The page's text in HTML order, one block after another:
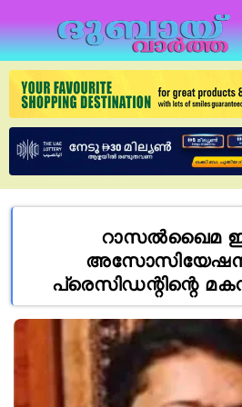
റാസൽഖൈമ
പ്രെസിഡന്റിന്റെ